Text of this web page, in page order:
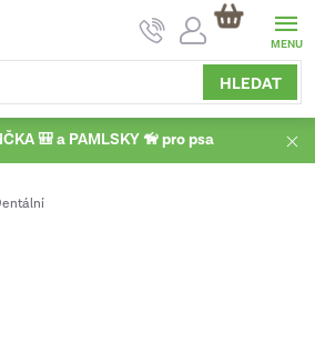
HLEDAT
NÁKUPNÍ
KOŠÍK
🎒 a PAMLSKY 🦮 pro psa